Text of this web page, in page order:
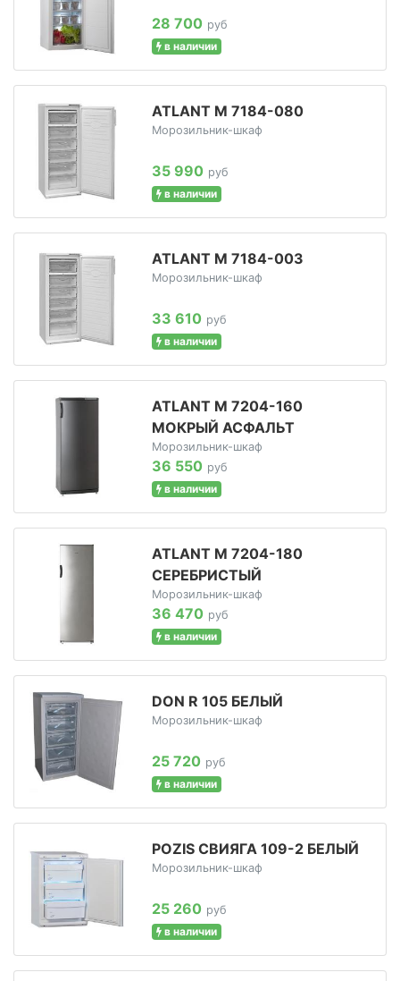
28 700 руб
в наличии
ATLANT М 7184-080
Морозильник-шкаф
35 990 руб
в наличии
ATLANT М 7184-003
Морозильник-шкаф
33 610 руб
в наличии
ATLANT М 7204-160
МОКРЫЙ АСФАЛЬТ
Морозильник-шкаф
36 550 руб
в наличии
ATLANT М 7204-180
СЕРЕБРИСТЫЙ
Морозильник-шкаф
36 470 руб
в наличии
DON R 105 БЕЛЫЙ
Морозильник-шкаф
25 720 руб
в наличии
POZIS СВИЯГА 109-2 БЕЛЫЙ
Морозильник-шкаф
25 260 руб
в наличии